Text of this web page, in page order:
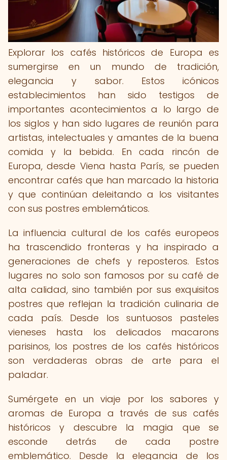
Explorar los cafés históricos de Europa es
sumergirse en un mundo de tradición,
elegancia y sabor. Estos icónicos
establecimientos han sido testigos de
importantes acontecimientos a lo largo de
los siglos y han sido lugares de reunión para
artistas, intelectuales y amantes de la buena
comida y la bebida. En cada rincón de
Europa, desde Viena hasta París, se pueden
encontrar cafés que han marcado la historia
y que continúan deleitando a los visitantes
con sus postres emblemáticos.
La influencia cultural de los cafés europeos
ha trascendido fronteras y ha inspirado a
generaciones de chefs y reposteros. Estos
lugares no solo son famosos por su café de
alta calidad, sino también por sus exquisitos
postres que reflejan la tradición culinaria de
cada país. Desde los suntuosos pasteles
vieneses hasta los delicados macarons
parisinos, los postres de los cafés históricos
son verdaderas obras de arte para el
paladar.
Sumérgete en un viaje por los sabores y
aromas de Europa a través de sus cafés
históricos y descubre la magia que se
esconde detrás de cada postre
emblemático. Desde la elegancia de los